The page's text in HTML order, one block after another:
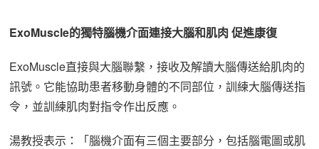
ExoMuscle的獨特腦機介面連接大腦和肌肉 促進康復
ExoMuscle直接與大腦聯繫，接收及解讀大腦傳送給肌肉的
訊號。它能協助患者移動身體的不同部位，訓練大腦傳送指
令，並訓練肌肉對指令作出反應。
湯教授表示：「腦機介面有三個主要部分，包括腦電圖或肌